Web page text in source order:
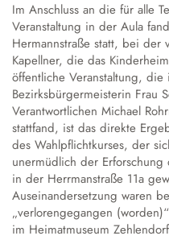
Im Anschluss an die für alle
Veranstaltung in der Aula
Hermannstraße statt, bei
Kapellner, die das
öffentliche Veranstaltung, die
Bezirksbürgermeisterin Frau
Verantwortlichen Michael
stattfand, ist das direkte
des Wahlpflichtkurses, der
unermüdlich der
in der Herrmanstraße 11a
Auseinandersetzung waren
„verlorengegangen (worden)“
im Heimatmuseum